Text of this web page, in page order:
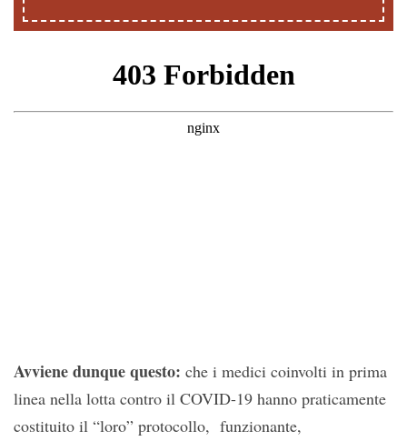
Avviene dunque questo: che i medici coinvolti in prima
linea nella lotta contro il COVID-19 hanno praticamente
costituito il “loro” protocollo, funzionante,